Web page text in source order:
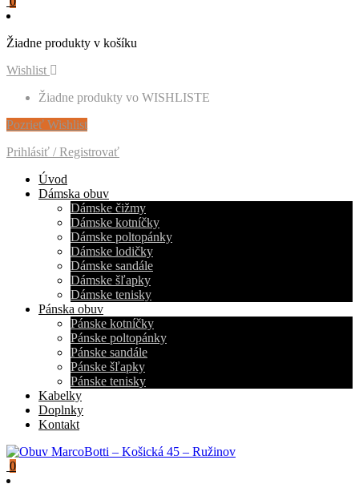
Žiadne produkty v košíku
Wishlist
Žiadne produkty vo WISHLISTE
Pozrieť Wishlist
Prihlásiť / Registrovať
Úvod
Dámska obuv
Dámske čižmy
Dámske kotníčky
Dámske poltopánky
Dámske lodičky
Dámske sandále
Dámske šľapky
Dámske tenisky
Pánska obuv
Pánske kotníčky
Pánske poltopánky
Pánske sandále
Pánske šľapky
Pánske tenisky
Kabelky
Doplnky
Kontakt
0